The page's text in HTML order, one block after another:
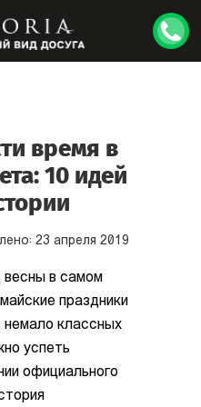
время в
10 идей
23 апреля 2019
весны в самом
праздники
классных
успеть
официального